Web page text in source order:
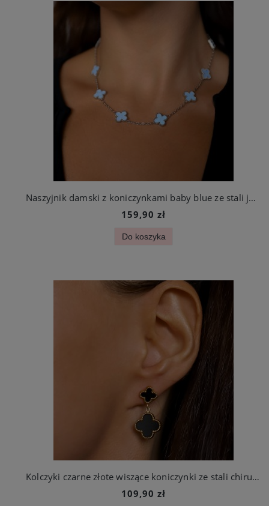
Naszyjnik damski z koniczynkami baby blue ze stali jubilerskiej
159,90 zł
Do koszyka
Kolczyki czarne złote wiszące koniczynki ze stali chirurgicznej
109,90 zł